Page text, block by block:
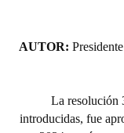
Resoluciones de
AUTOR:
La resolución
introducidas, fue